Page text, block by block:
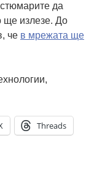
да
ще излезе. До
че в мрежата ще
Threads